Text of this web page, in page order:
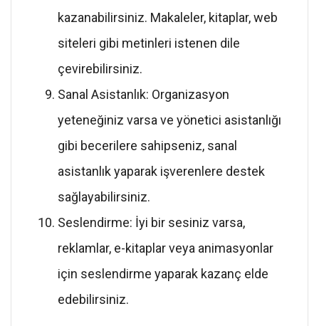
kazanabilirsiniz. Makaleler, kitaplar, web
siteleri gibi metinleri istenen dile
çevirebilirsiniz.
Sanal Asistanlık: Organizasyon
yeteneğiniz varsa ve yönetici asistanlığı
gibi becerilere sahipseniz, sanal
asistanlık yaparak işverenlere destek
sağlayabilirsiniz.
Seslendirme: İyi bir sesiniz varsa,
reklamlar, e-kitaplar veya animasyonlar
için seslendirme yaparak kazanç elde
edebilirsiniz.